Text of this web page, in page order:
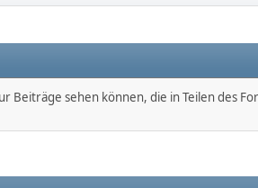
Beiträge sehen können, die in Teilen des